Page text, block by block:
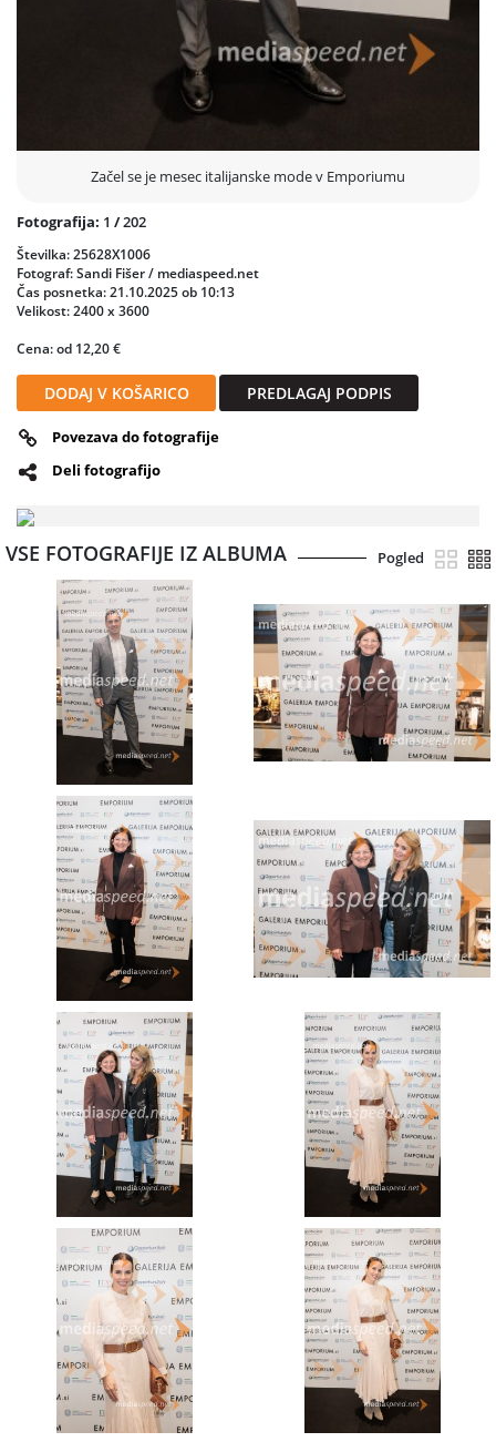
Začel se je mesec italijanske mode v Emporiumu
Fotografija: 1 /202
Številka: 25628X1006
Fotograf: Sandi Fišer / mediaspeed.net
Čas posnetka: 21.10.2025 ob 10:13
Velikost: 2400 x 3600
Cena: od 12,20 €
DODAJ V KOŠARICO PREDLAGAJ PODPIS
Povezava do fotografije
Deli fotografijo
VSE FOTOGRAFIJE IZ ALBUMA Pogled